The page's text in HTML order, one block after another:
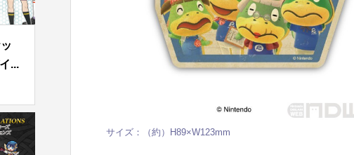
サイズ：（約）H89×W123mm
...